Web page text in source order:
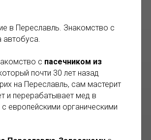
в Переславль. Знакомство с
автобуса.
с пасечником из
почти 30 лет назад
на Переславль, сам мастерит
и перерабатывает мед в
с европейскими органическими